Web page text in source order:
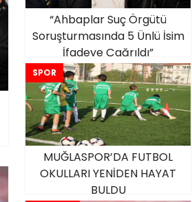
“Ahbaplar Suç Örgütü
Soruşturmasında 5 Ünlü İsim
İfadeye Çağrıldı”
SPOR
MUĞLASPOR’DA FUTBOL
OKULLARI YENİDEN HAYAT
BULDU